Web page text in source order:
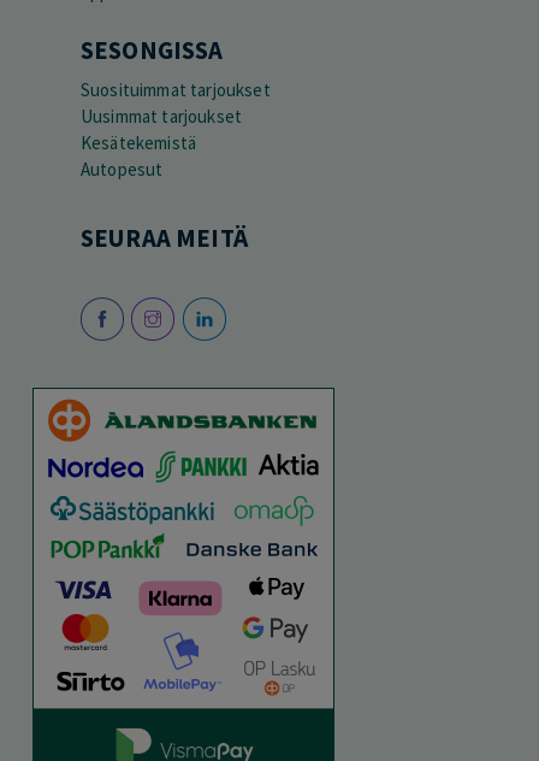
SESONGISSA
Suosituimmat tarjoukset
Uusimmat tarjoukset
Kesätekemistä
Autopesut
SEURAA MEITÄ